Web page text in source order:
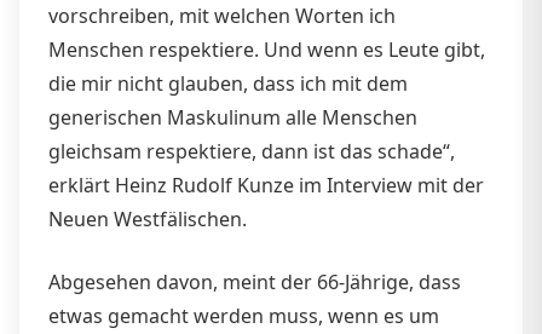
vorschreiben, mit welchen Worten ich
Menschen respektiere. Und wenn es Leute gibt,
die mir nicht glauben, dass ich mit dem
generischen Maskulinum alle Menschen
gleichsam respektiere, dann ist das schade“,
erklärt Heinz Rudolf Kunze im Interview mit der
Neuen Westfälischen.
Abgesehen davon, meint der 66-Jährige, dass
etwas gemacht werden muss, wenn es um